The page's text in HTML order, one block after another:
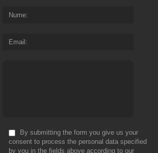
Nume
Email
By submitting the form you give us your
consent to process the personal data specified
by you in the fields above according to our